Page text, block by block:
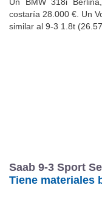
Un BMW 318i
costaría 28.000 €. Un
similar al 9-3 1.8t
Saab 9-3 Sport
Tiene materiales